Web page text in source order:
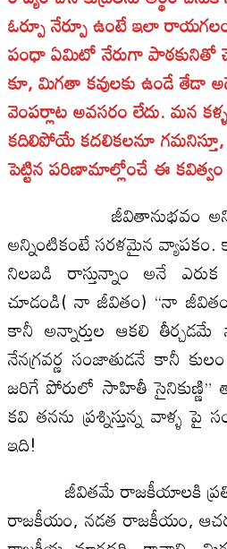
ఓర్పూ నేర్పూ ఉంటే ఇలా
పంధా ఏమిటో నేరుగా పాఠకునితో
కూ, మిగతా కవులకు ఉండే తేడా
వెంపర్లాట అవసరం లేదు. మన
కదిలిపోయే కదలికలనూ
పెట్టిన పరిణామాల్లోంచే ఈ కవిత్వం
జీవితానుభవం అన్నింటి
అన్నింటికంటే సరళమైన
నిలబడి రాస్తున్నాం అనే
చూడండి( నా జీవితం) “నా జీవితం
కానీ అన్నార్తుల ఆకలి
నేనగ్రవర్ణ సంజాతుడనే కానీ
జరిగే పోరులో సాహితీ సైనికుణ్ణి”
కవి తనను ప్రశ్నిస్తున్న వాళ్ళ
ఇది!
జీవితమే రాజకీయాలకి
రాజకీయం, నడత రాజకీయం,